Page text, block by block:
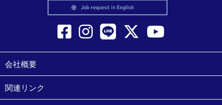
会社概要
関連リンク